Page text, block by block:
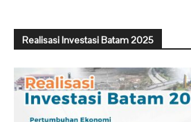
Realisasi Investasi Batam 2025